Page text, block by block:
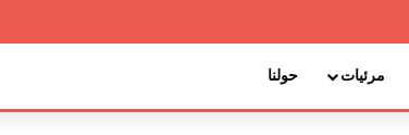
مرئيات حولنا